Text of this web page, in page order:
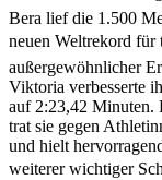
Bera lief die 1.500
neuen Weltrekord
außergewöhnlicher
Viktoria verbesserte
auf 2:23,42 Minuten.
trat sie gegen
und hielt
weiterer wichtiger